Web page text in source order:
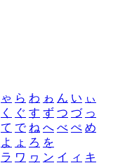
ゃ ら わ ゎ ん い ぃ
く ぐ す ず つ づ っ
て で ね へ べ ぺ め
よ ょ ろ を
ラ ワ ヮ ン イ ィ キ